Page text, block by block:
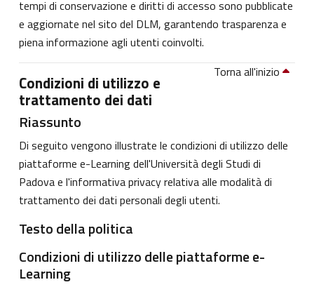
tempi di conservazione e diritti di accesso sono pubblicate
e aggiornate nel sito del DLM, garantendo trasparenza e
piena informazione agli utenti coinvolti.
Torna all'inizio
Condizioni di utilizzo e
trattamento dei dati
Riassunto
Di seguito vengono illustrate le condizioni di utilizzo delle
piattaforme e-Learning dell'Università degli Studi di
Padova e l'informativa privacy relativa alle modalità di
trattamento dei dati personali degli utenti.
Testo della politica
Condizioni di utilizzo delle piattaforme e-
Learning